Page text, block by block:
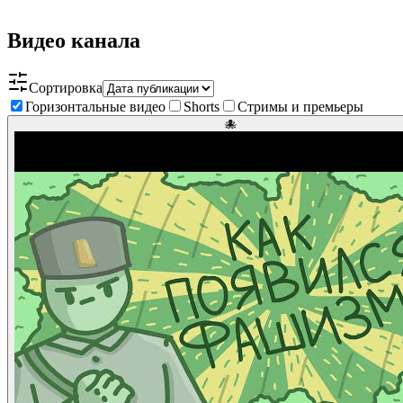
Видео канала
Сортировка
Горизонтальные видео
Shorts Стримы и премьеры
🐙